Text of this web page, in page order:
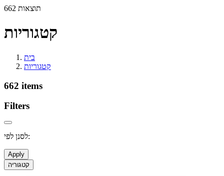
662 תוצאות
קטגוריות
בית
קטגוריות
662 items
Filters
לסנן לפי:
Apply
קטגוריה